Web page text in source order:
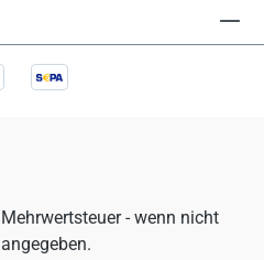
- wenn nicht